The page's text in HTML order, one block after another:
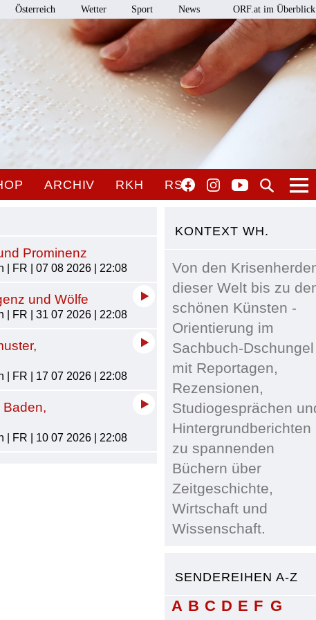
Österreich Wetter Sport News ORF.at im Überblick
ARCHIV RKH RSO
KONTEXT WH.
Von den
dieser Welt bis zu
schönen Künsten -
Orientierung im
Sachbuch-Dschungel
mit Reportagen,
Rezensionen,
Studiogesprächen
Hintergrundberichten
zu spannenden
Büchern über
Zeitgeschichte,
Wirtschaft und
Wissenschaft.
SENDEREIHEN A-Z
A B C D E F G
Prominenz
| FR | 07 08 2026 | 22:08
und Wölfe
| FR | 31 07 2026 | 22:08
| FR | 17 07 2026 | 22:08
Baden,
| FR | 10 07 2026 | 22:08